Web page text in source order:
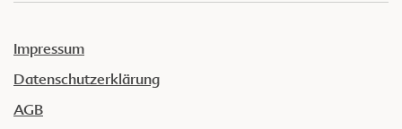
Impressum
Datenschutzerklärung
AGB